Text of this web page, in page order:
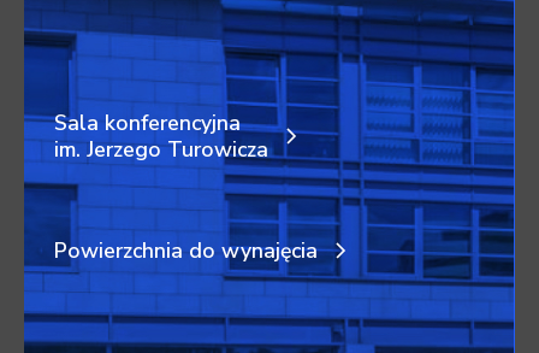
Sala konferencyjna
im. Jerzego Turowicza
Powierzchnia do wynajęcia